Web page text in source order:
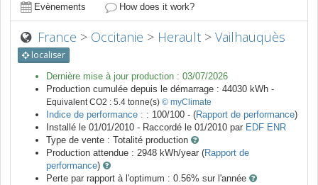
Evènements How does it work?
France > Occitanie > Herault >Vailhauquès
localiser
Dernière mise à jour production : 03/07/2026
Production cumulée depuis le démarrage : 44030 kWh -
Equivalent CO2 : 5.4 tonne(s) © myClimate
Indice de performance : : 100/100 - (Rapport de performance)
Installé le 01/01/2010 - Raccordé le 01/2010 par EDF ENR
Type de vente : Totalité production
Production attendue : 2948 kWh/year (Rapport de
performance)
Perte par rapport à l'optimum : 0.56% sur l'année